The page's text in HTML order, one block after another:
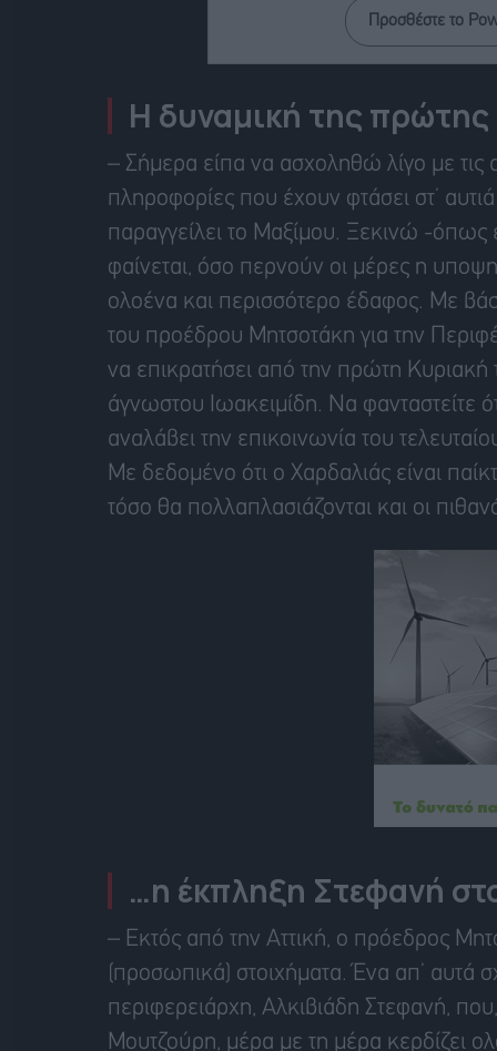
Προσθέστε το
Η δυναμική της πρώτης
– Σήμερα είπα να ασχοληθώ λίγο με τις
πληροφορίες που έχουν φτάσει στ’
παραγγείλει το Μαξίμου. Ξεκινώ -όπως
φαίνεται, όσο περνούν οι μέρες η
ολοένα και περισσότερο έδαφος. Με
του προέδρου Μητσοτάκη για την
να επικρατήσει από την πρώτη
άγνωστου Ιωακειμίδη. Να φανταστείτε
αναλάβει την επικοινωνία του
Με δεδομένο ότι ο Χαρδαλιάς είναι
τόσο θα πολλαπλασιάζονται και οι
…η έκπληξη Στεφανή
– Εκτός από την Αττική, ο πρόεδρος
(προσωπικά) στοιχήματα. Ένα απ’ αυτά
περιφερειάρχη, Αλκιβιάδη Στεφανή,
Μουτζούρη, μέρα με τη μέρα κερδίζει